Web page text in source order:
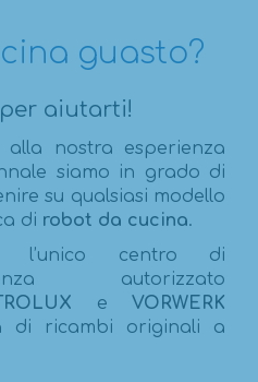
guasto?
aiutarti!
alla nostra esperienza
siamo in grado di
su qualsiasi modello
di robot da cucina.
l’unico centro di
autorizzato
e VORWERK
di ricambi originali a